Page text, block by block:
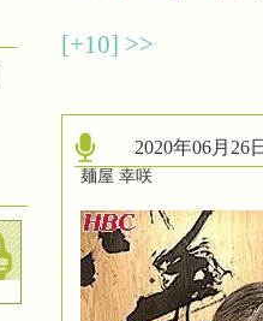
[+10] >>
2020年06月
麺屋 幸咲